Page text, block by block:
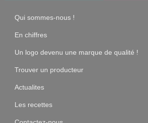
Qui sommes-nous !
En chiffres
Un logo devenu une marque de qualité !
Trouver un producteur
Actualites
Les recettes